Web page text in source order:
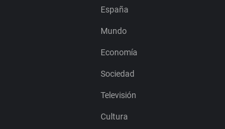
España
Mundo
Economía
Sociedad
Televisión
Cultura